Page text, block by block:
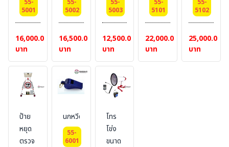
ชนิด
โค้ง
ขนาด
65×100
cm.
มีป้าย
1
ด้าน
55-
5001
16,000.00
บาท
ชนิด
โค้ง
ขนาด
65×100
cm.
มีป้าย
2
ด้าน
55-
5002
16,500.00
บาท
พร้อม
ขาตั้ง
ขนาด
85×100
Cm
55-
5003
12,500.00
บาท
โปร้
งมีไฟ
บ้าน
1
ระบบ
55-
5101
22,000.00
บาท
โปร่ง
ฟ 2
ระบบ
ไฟ
บ้าน+แบต
55-
5102
25,000.00
บาท
ป้าย
หยุด
ตรวจ
นกหวีด
55-
6001
โทร
โข่ง
ขนาด